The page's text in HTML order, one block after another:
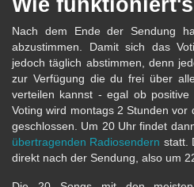
Nach dem Ende der Sendung
abzustimmen. Damit sich das
jedoch täglich abstimmen, denn
zur Verfügung die du frei über
verteilen kannst - egal ob
Voting wird montags 2 Stunden vor
geschlossen. Um 20 Uhr findet
übertragenden Radiosendern statt.
direkt nach der Sendung, also um